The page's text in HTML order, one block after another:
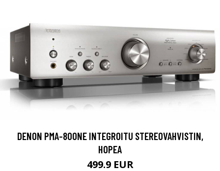
DENON PMA-800NE INTEGROITU STEREOVAHVISTIN,
HOPEA
499.9 EUR